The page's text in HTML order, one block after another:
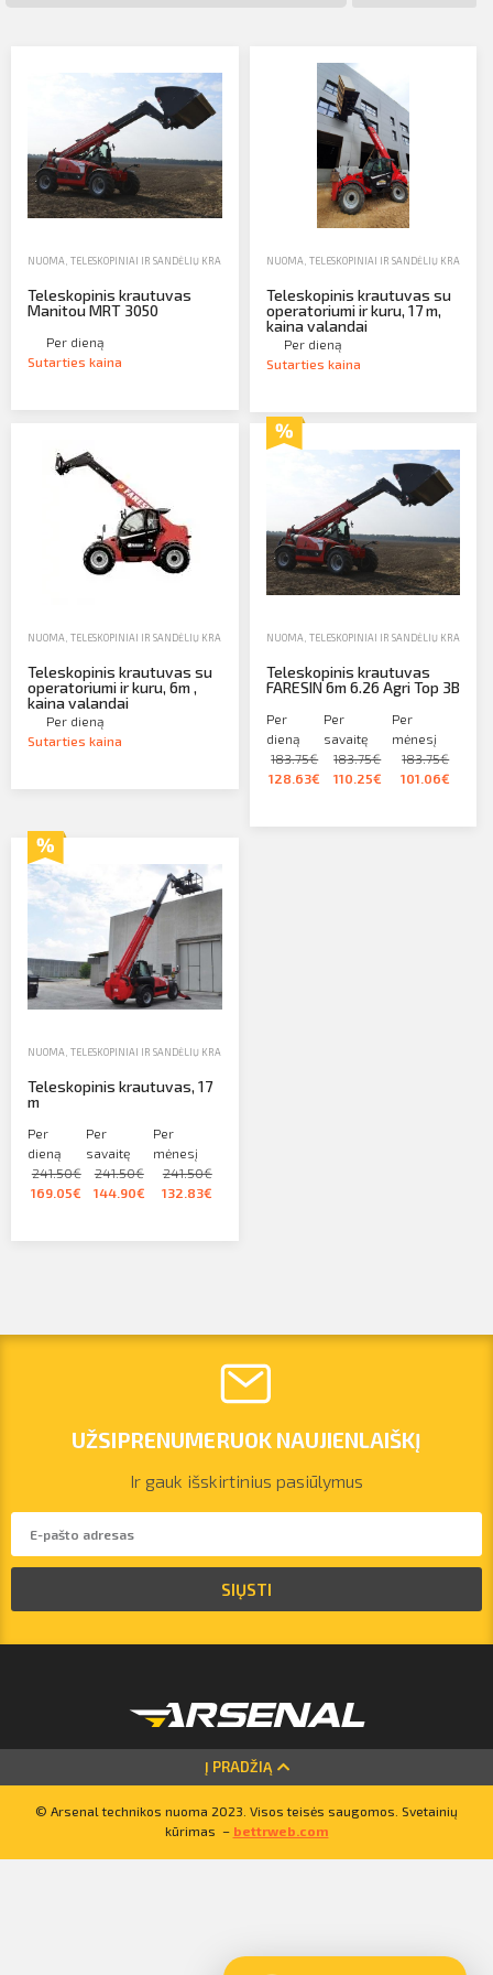
vilnius@arsenalrent.com
+37067455935
NUOMA TELESKOPINIAI IR SANDĖLIŲ KRAUTUVAI TELESKOPINIAI KRAUTUVAI
Teleskopinis krautuvas
Manitou MRT 3050
Per dieną
Sutarties kaina
NUOMA TELESKOPINIAI IR SANDĖLIŲ
Teleskopinis krautuvas su
operatoriumi ir kuru, 17 m,
kaina valandai
Per dieną
Sutarties kaina
NUOMA TELESKOPINIAI IR SANDĖLIŲ KRAUTUVAI TELESKOPINIAI KRAUTUVAI
Teleskopinis krautuvas su
operatoriumi ir kuru, 6m ,
kaina valandai
Per dieną
Sutarties kaina
NUOMA TELESKOPINIAI IR SANDĖLIŲ
Teleskopinis krautuvas
FARESIN 6m 6.26 Agri Top 3B
Per
dieną
183.75€
128.63€
Per
savaitę
183.75€
110.25€
Per
mėnesį
183.75€
101.06€
NUOMA TELESKOPINIAI IR SANDĖLIŲ KRAUTUVAI
Teleskopinis krautuvas, 17
m
Per
dieną
241.50€
169.05€
Per
savaitę
241.50€
144.90€
Per
mėnesį
241.50€
132.83€
UŽSIPRENUMERUOK NAUJIENLAIŠKĮ
Ir gauk išskirtinius pasiūlymus
SIŲSTI
Į PRADŽIĄ
© Arsenal technikos nuoma 2023. Visos teisės saugomos. Svetainių
kūrimas – bettrweb.com